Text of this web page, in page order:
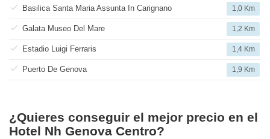
Basilica Santa Maria Assunta In Carignano 1,0 Km
Galata Museo Del Mare 1,2 Km
Estadio Luigi Ferraris 1,4 Km
Puerto De Genova 1,9 Km
¿Quieres conseguir el mejor precio en el
Hotel Nh Genova Centro?